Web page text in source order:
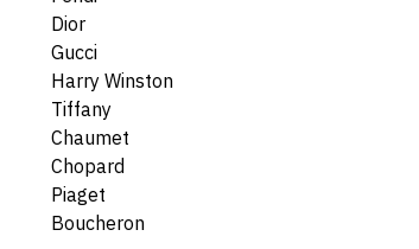
Dior
Gucci
Harry Winston
Tiffany
Chaumet
Chopard
Piaget
Boucheron